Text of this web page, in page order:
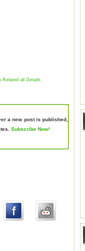
Related all Details
a new post is published,
Subscribe Now!